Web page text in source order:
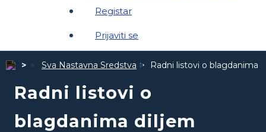
Registar
Prijaviti se
Sva Nastavna Sredstva Radni listovi o blagdanima
Radni listovi o
blagdanima diljem